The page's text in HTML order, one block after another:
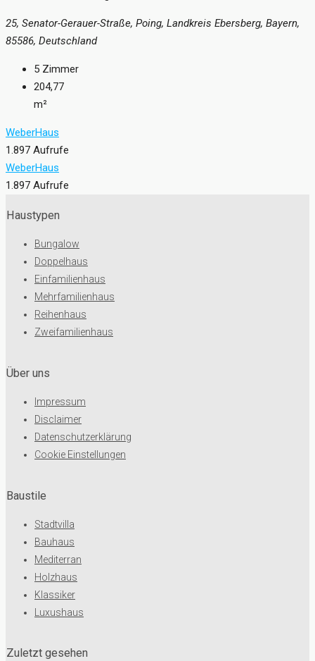
25, Senator-Gerauer-Straße, Poing, Landkreis Ebersberg, Bayern,
85586, Deutschland
5 Zimmer
204,77
m²
WeberHaus
1.897 Aufrufe
WeberHaus
1.897 Aufrufe
Haustypen
Bungalow
Doppelhaus
Einfamilienhaus
Mehrfamilienhaus
Reihenhaus
Zweifamilienhaus
Baustile
Stadtvilla
Bauhaus
Mediterran
Holzhaus
Klassiker
Luxushaus
Über uns
Impressum
Disclaimer
Datenschutzerklärung
Cookie Einstellungen
Zuletzt gesehen